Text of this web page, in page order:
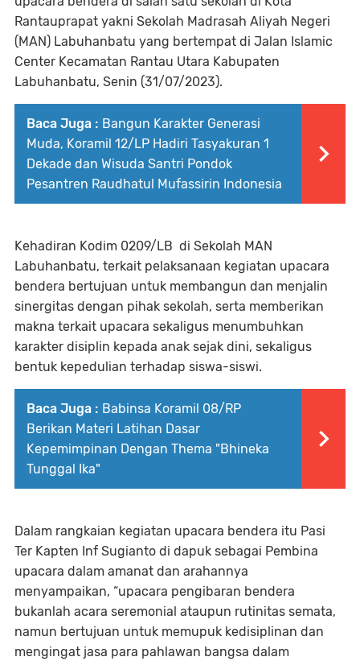
Rantauprapat yakni Sekolah Madrasah Aliyah Negeri
(MAN) Labuhanbatu yang bertempat di Jalan Islamic
Center Kecamatan Rantau Utara Kabupaten
Labuhanbatu, Senin (31/07/2023).
Baca Juga : Bangun Karakter Generasi
Muda, Koramil 12/LP Hadiri Tasyakuran 1
Dekade dan Wisuda Santri Pondok
Pesantren Raudhatul Mufassirin Indonesia
Kehadiran Kodim 0209/LB di Sekolah MAN
Labuhanbatu, terkait pelaksanaan kegiatan upacara
bendera bertujuan untuk membangun dan menjalin
sinergitas dengan pihak sekolah, serta memberikan
makna terkait upacara sekaligus menumbuhkan
karakter disiplin kepada anak sejak dini, sekaligus
bentuk kepedulian terhadap siswa-siswi.
Baca Juga : Babinsa Koramil 08/RP
Berikan Materi Latihan Dasar
Kepemimpinan Dengan Thema "Bhineka
Tunggal Ika"
Dalam rangkaian kegiatan upacara bendera itu Pasi
Ter Kapten Inf Sugianto di dapuk sebagai Pembina
upacara dalam amanat dan arahannya
menyampaikan, “upacara pengibaran bendera
bukanlah acara seremonial ataupun rutinitas semata,
namun bertujuan untuk memupuk kedisiplinan dan
mengingat jasa para pahlawan bangsa dalam